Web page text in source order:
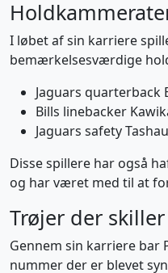
I løbet af sin karriere
bemærkelsesværdige
Jaguars quarterback
Bills linebacker
Jaguars safety
Disse spillere har også
og har været med til at
Trøjer der
Gennem sin karriere bar
nummer der er blevet